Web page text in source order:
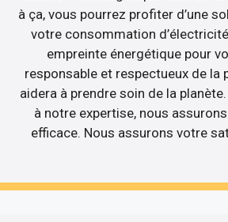
à ça, vous pourrez profiter d’une
votre consommation
empreinte énergétique pour
responsable et respectueux de la
aidera à prendre soin de la
à notre expertise, nous
efficace. Nous assurons votre